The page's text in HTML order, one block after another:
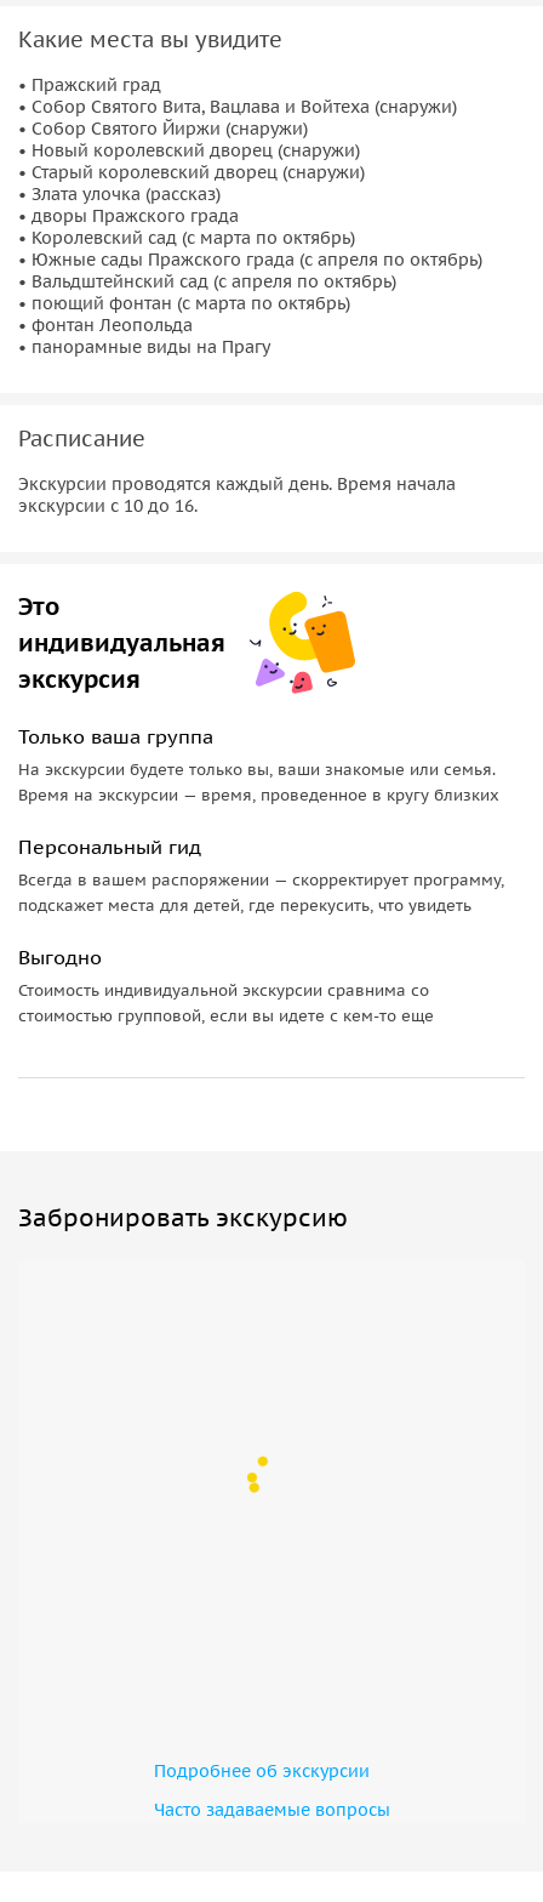
чешской власти: здесь правили князья, короли, а сегодня
работает президент.
С апреля (иногда с марта) по октябрь открыты сады,
поэтому мы увидим не только сам град, но и его зелёную
оправу:
—Королевский сад
—Южные сады Пражского града
В ходе экскурсии вы узнаете:
— когда и почему первые чешские князья поселились
здесь
— историюсобора Святого Вита, Вацлава и Войтеха
— почему чехи так почитают Святого Вацлава
— почему чешская корона называется святовацлавской и
скрывали
— в чём уникальность собора Святого Вита и почему его
— почемуКарла IV
называют «Отцом Родины»
— для кого и когда был создан
И, конечно, вас ждут великолепные панорамные виды на
Какие места вы увидите
• Пражский град
• Собор Святого Вита, Вацлава и Войтеха (снаружи)
• Собор Святого Йиржи (снаружи)
• Новый королевский дворец (снаружи)
• Старый королевский дворец (снаружи)
• Злата улочка (рассказ)
• дворы Пражского града
• Королевский сад (с марта по октябрь)
• Южные сады Пражского града (с апреля по октябрь)
• Вальдштейнский сад (с апреля по октябрь)
• поющий фонтан (с марта по октябрь)
• фонтан Леопольда
• панорамные виды на Прагу
Расписание
Экскурсии проводятся каждый день. Время начала
экскурсии с 10 до 16.
Это
индивидуальная
экскурсия
Только ваша группа
На экскурсии будете только вы, ваши знакомые или семья.
Время на экскурсии — время, проведенное в кругу близких
Персональный гид
Всегда в вашем распоряжении — скорректирует программу,
подскажет места для детей, где перекусить, что увидеть
Выгодно
Стоимость индивидуальной экскурсии сравнима со
стоимостью групповой, если вы идете с кем-то еще
Забронировать экскурсию
Подробнее об экскурсии
Часто задаваемые вопросы